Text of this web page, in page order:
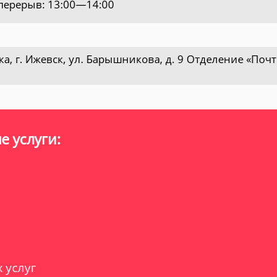
13:00—14:00
г. Ижевск, ул. Барышникова, д. 9 Отделение
услуги: